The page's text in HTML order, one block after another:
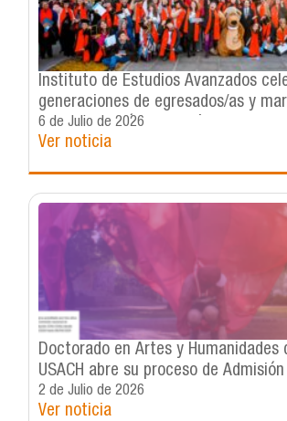
Instituto de Estudios Avanzados
generaciones de egresados/as y
con la creación de su Círculo de
Egresados de IDEA
6 de Julio de 2026
Ver noticia
Doctorado en Artes y Humanidades
USACH abre su proceso de
2 de Julio de 2026
Ver noticia